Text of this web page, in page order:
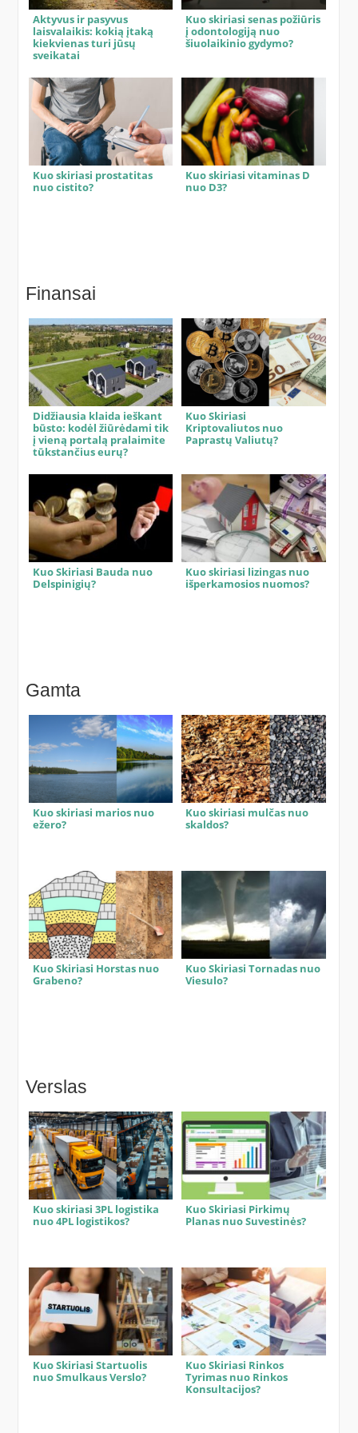
Aktyvus ir pasyvus
laisvalaikis: kokią įtaką
kiekvienas turi jūsų
sveikatai
Kuo skiriasi senas požiūris
į odontologiją nuo
šiuolaikinio gydymo?
Kuo skiriasi prostatitas
nuo cistito?
Kuo skiriasi vitaminas D
nuo D3?
Finansai
Didžiausia klaida ieškant
būsto: kodėl žiūrėdami tik
į vieną portalą pralaimite
tūkstančius eurų?
Kuo Skiriasi
Kriptovaliutos nuo
Paprastų Valiutų?
Kuo Skiriasi Bauda nuo
Delspinigių?
Kuo skiriasi lizingas nuo
išperkamosios nuomos?
Gamta
Kuo skiriasi marios nuo
ežero?
Kuo skiriasi mulčas nuo
skaldos?
Kuo Skiriasi Horstas nuo
Grabeno?
Kuo Skiriasi Tornadas nuo
Viesulo?
Verslas
Kuo skiriasi 3PL logistika
nuo 4PL logistikos?
Kuo Skiriasi Pirkimų
Planas nuo Suvestinės?
Kuo Skiriasi Startuolis
nuo Smulkaus Verslo?
Kuo Skiriasi Rinkos
Tyrimas nuo Rinkos
Konsultacijos?